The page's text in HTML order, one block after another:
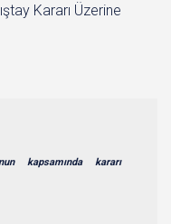
Kararı Üzerine
kapsamında kararı